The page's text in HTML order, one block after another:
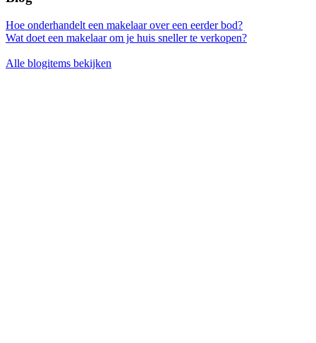
Hoe onderhandelt een makelaar over een eerder bod?
Wat doet een makelaar om je huis sneller te verkopen?
Alle blogitems bekijken